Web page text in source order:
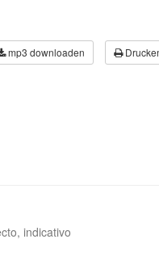
mp3 downloaden
indicativo